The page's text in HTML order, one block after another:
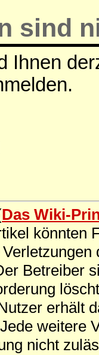
sind
Ihnen
Das Wiki-
könnten
Betreiber
erhält
weitere
nicht